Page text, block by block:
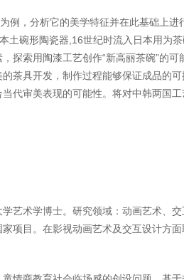
，分析它的美学特征并在此基础上
碗形陶瓷器,16世纪时流入日本用为茶
探索用陶漆工艺创作“新高丽茶碗”的可
茶具开发，制作过程能够保证成品的
代审美表现的可能性。将对中韩两国
艺术学博士。研究领域：动画艺术、
项目。在影视动画艺术及交互设计方面